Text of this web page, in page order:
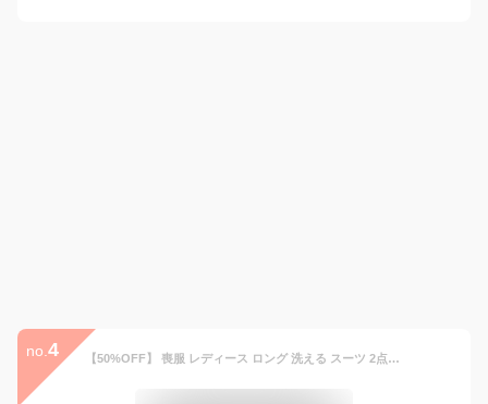
no. 4 【50%OFF】 喪服 レディース ロング 洗える スーツ 2点セット 夏用にも 冠婚葬祭 礼服 ブラックフォーマル 通夜 葬式 法事 お盆 オールシーズン 春 夏 秋 冬 小さいサイズ 大きいサイズ 入学式 卒業式 試着チケット対象